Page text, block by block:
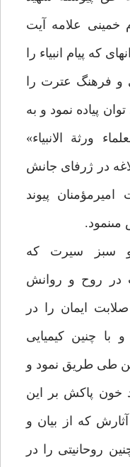
خمينى علامه آيت
كه پيام انبياء را
و فرهنگ عترت را
پياده نمود و به
ورثة الانبياء»
در ژرفاى جانش
پيوند
سبز سيرت كه
در روح و روانش
ايمان را در
چنين كيميايى
طى طريق نمود و
خون پاكش بر اين
كه از بيان و
روحانيتى را در